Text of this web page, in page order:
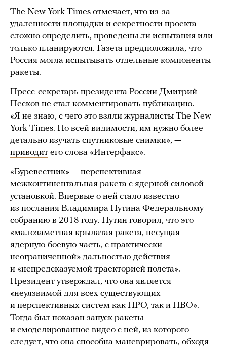
The New York Times отмечает, что из-за
удаленности площадки и секретности проекта
сложно определить, проведены ли испытания или
только планируются. Газета предположила, что
Россия могла испытывать отдельные компоненты
ракеты.
Пресс-секретарь президента России Дмитрий
Песков не стал комментировать публикацию.
«Я не знаю, с чего это взяли журналисты The New
York Times. По всей видимости, им нужно более
детально изучать спутниковые снимки», —
приводит его слова «Интерфакс».
«Буревестник» — перспективная
межконтинентальная ракета с ядерной силовой
установкой. Впервые о ней стало известно
из послания Владимира Путина Федеральному
собранию в 2018 году. Путин говорил, что это
«малозаметная крылатая ракета, несущая
ядерную боевую часть, с практически
неограниченной» дальностью действия
и «непредсказуемой траекторией полета».
Президент утверждал, что она является
«неуязвимой для всех существующих
и перспективных систем как ПРО, так и ПВО».
Тогда был показан запуск ракеты
и смоделированное видео с ней, из которого
следует, что она способна маневрировать, обходя